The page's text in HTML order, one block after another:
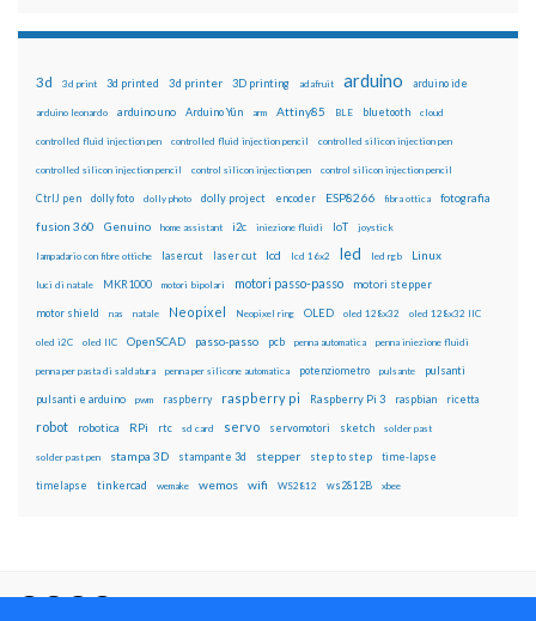
3d 3d print 3d printed 3d printer 3D printing adafruit arduino arduino ide
arduino leonardo arduino uno Arduino Yún arm Attiny85 BLE bluetooth cloud
controlled fluid injection pen controlled fluid injection pencil controlled silicon injection pen
controlled silicon injection pencil control silicon injection pen control silicon injection pencil
CtrlJ pen dolly foto dolly photo dolly project encoder ESP8266 fibra ottica fotografia
fusion 360 Genuino home assistant i2c iniezione fluidi IoT joystick
lampadario con fibre ottiche lasercut laser cut lcd lcd 16x2 led led rgb Linux
luci di natale MKR1000 motori bipolari motori passo-passo motori stepper
motor shield nas natale Neopixel Neopixel ring OLED oled 128x32 oled 128x32 IIC
oled i2C oled IIC OpenSCAD passo-passo pcb penna automatica penna iniezione fluidi
penna per pasta di saldatura penna per silicone automatica potenziometro pulsante pulsanti
pulsanti e arduino pwm raspberry raspberry pi Raspberry Pi 3 raspbian ricetta
robot robotica RPi rtc sd card servo servomotori sketch solder past
solder past pen stampa 3D stampante 3d stepper step to step time-lapse
timelapse tinkercad wemake wemos wifi WS2812 ws2812B xbee